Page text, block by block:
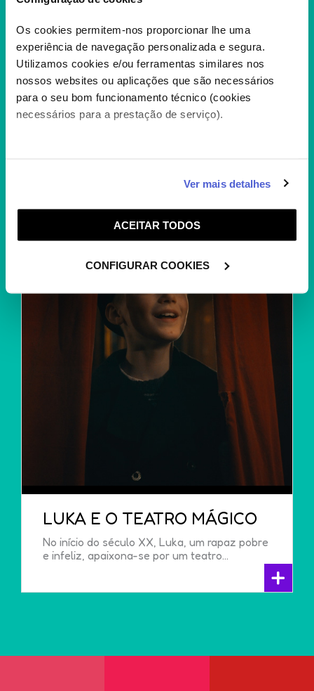
Os cookies permitem-nos proporcionar lhe uma
experiência de navegação personalizada e segura.
Utilizamos cookies e/ou ferramentas similares nos
nossos websites ou aplicações que são necessários
para o seu bom funcionamento técnico (cookies
necessários para a prestação de serviço).
este serviço às suas preferências e apresentar-lhe
funcionalidades (cookies de personalização e
funcionalidade) e adaptar anúncios aos seus interesses
(cookies de publicidade personalizada). Pode gerir a
Cookies".
Ver mais detalhes
ACEITAR TODOS
CONFIGURAR COOKIES
RAINBOW HIGH T3
+
LUKA E O TEATRO MÁGICO
No início do século XX, Luka, um rapaz pobre
e infeliz, apaixona-se por um teatro...
+